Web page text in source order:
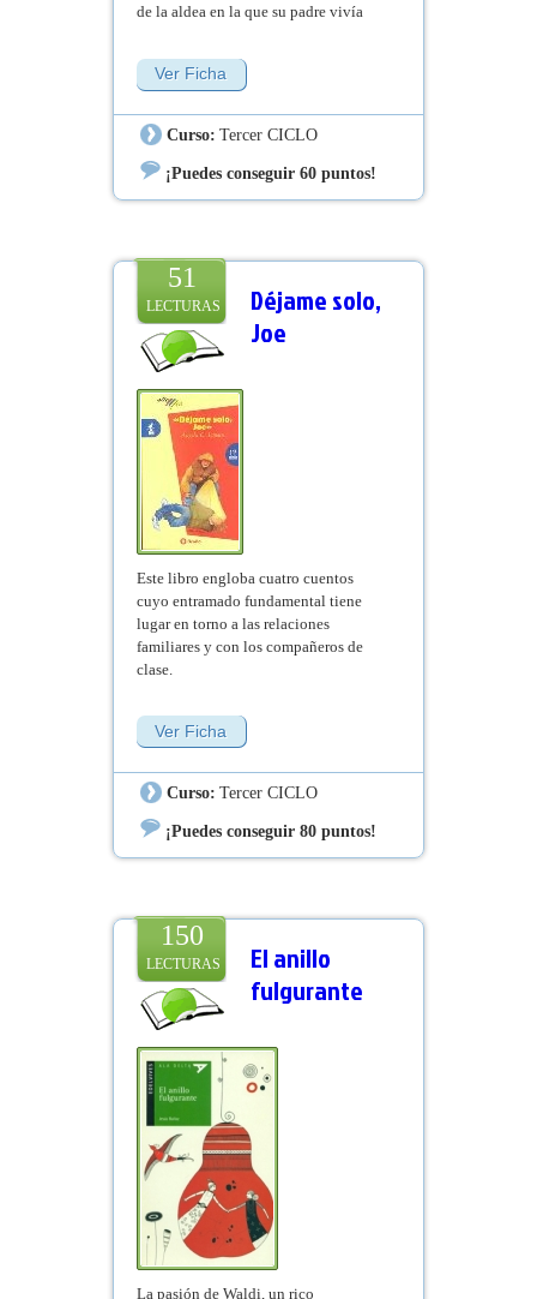
de la aldea en la que su padre vivía
Ver Ficha
Curso: Tercer CICLO
¡Puedes conseguir 60 puntos!
51
LECTURAS
Déjame solo,
Joe
Este libro engloba cuatro cuentos
cuyo entramado fundamental tiene
lugar en torno a las relaciones
familiares y con los compañeros de
clase.
Ver Ficha
Curso: Tercer CICLO
¡Puedes conseguir 80 puntos!
150
LECTURAS
El anillo
fulgurante
La pasión de Waldi, un rico